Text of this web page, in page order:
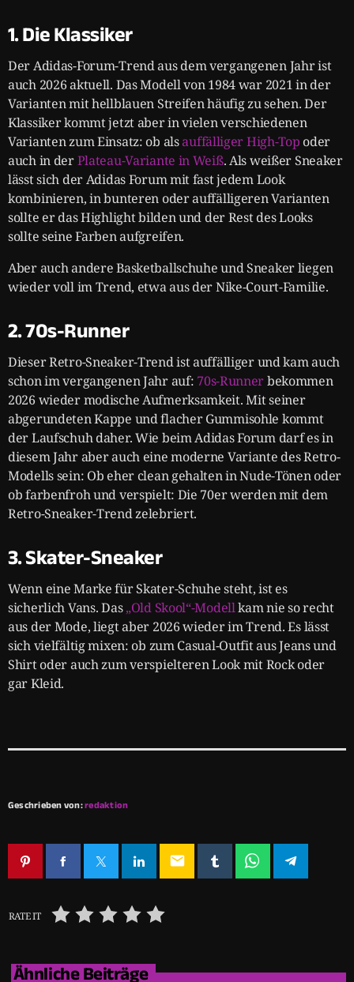
1. Die Klassiker
Der Adidas-Forum-Trend aus dem vergangenen Jahr ist
auch 2026 aktuell. Das Modell von 1984 war 2021 in der
Varianten mit hellblauen Streifen häufig zu sehen. Der
Klassiker kommt jetzt aber in vielen verschiedenen
Varianten zum Einsatz: ob alsauffälliger High-Top oder
auch in derPlateau-Variante in Weiß. Als weißer Sneaker
lässt sich der Adidas Forum mit fast jedem Look
kombinieren, in bunteren oder auffälligeren Varianten
sollte er das Highlight bilden und der Rest des Looks
sollte seine Farben aufgreifen.
Aber auch andere Basketballschuhe und Sneaker liegen
wieder voll im Trend, etwa aus der Nike-Court-Familie.
2. 70s-Runner
Dieser Retro-Sneaker-Trend ist auffälliger und kam auch
schon im vergangenen Jahr auf: 70s-Runnerbekommen
2026 wieder modische Aufmerksamkeit. Mit seiner
abgerundeten Kappe und flacher Gummisohle kommt
der Laufschuh daher. Wie beim Adidas Forum darf es in
diesem Jahr aber auch eine moderne Variante des Retro-
Modells sein: Ob eher clean gehalten in Nude-Tönen oder
ob farbenfroh und verspielt: Die 70er werden mit dem
Retro-Sneaker-Trend zelebriert.
3. Skater-Sneaker
Wenn eine Marke für Skater-Schuhe steht, ist es
sicherlich Vans. Das„Old Skool“-Modellkam nie so recht
aus der Mode, liegt aber 2026 wieder im Trend. Es lässt
sich vielfältig mixen: ob zum Casual-Outfit aus Jeans und
Shirt oder auch zum verspielteren Look mit Rock oder
gar Kleid.
Geschrieben von:redaktion
email
RATE IT
Ähnliche Beiträge